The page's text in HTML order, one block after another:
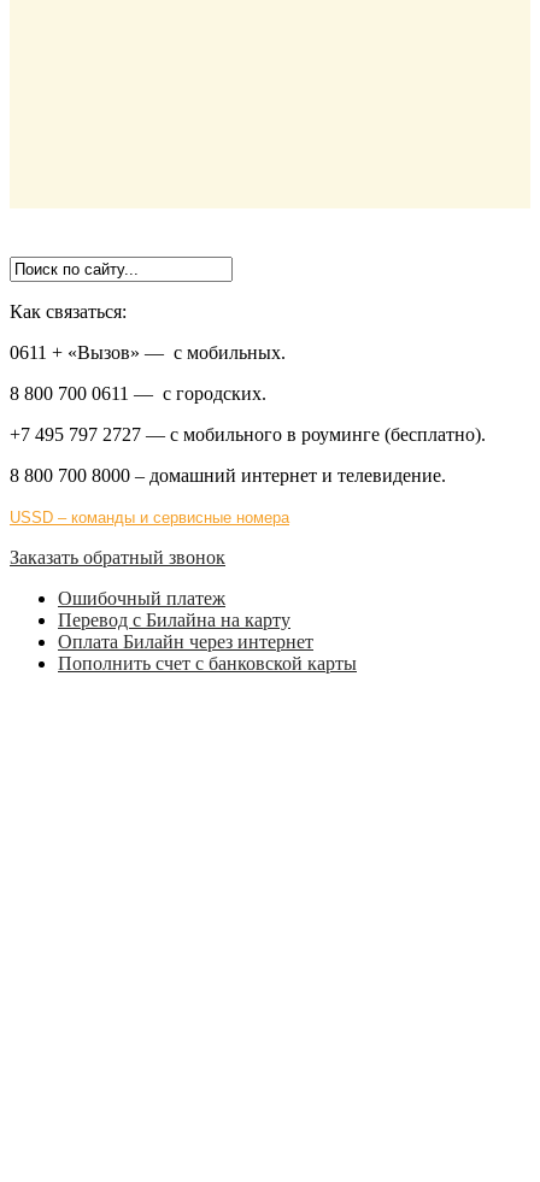
Как связаться:
0611 + «Вызов» — с мобильных.
8 800 700 0611 — с городских.
+7 495 797 2727 — с мобильного в роуминге (бесплатно).
8 800 700 8000 – домашний интернет и телевидение.
USSD – команды и сервисные номера
Заказать обратный звонок
Ошибочный платеж
Перевод с Билайна на карту
Оплата Билайн через интернет
Пополнить счет с банковской карты